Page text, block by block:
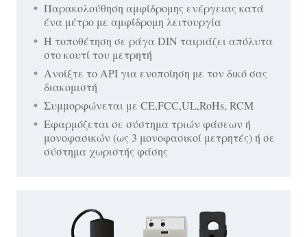
Παρακολούθηση αμφίδρομης ενέργειας κατά
ένα μέτρο με αμφίδρομη λειτουργία
Η τοποθέτηση σε ράγα DIN ταιριάζει απόλυτα
στο κουτί του μετρητή
Ανοίξτε το API για ενοποίηση με τον δικό σας
διακομιστή
Συμμορφώνεται με CE,FCC,UL,RoHs, RCM
Εφαρμόζεται σε σύστημα τριών φάσεων ή
μονοφασικών (ως 3 μονοφασικοί μετρητές) ή σε
σύστημα χωριστής φάσης